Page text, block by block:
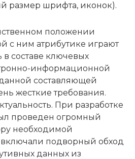
размер шрифта, иконок).
положении
с ним атрибутике играют
составе ключевых
информационной
составляющей
жесткие требования.
При разработке
проведен огромный
необходимой
подворный обход
данных из